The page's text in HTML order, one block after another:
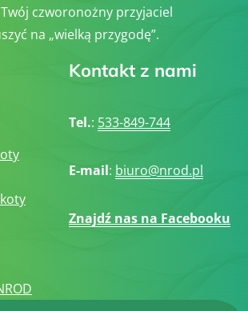
czworonożny przyjaciel
na „wielką przygodę”.
Kontakt z nami
Tel.: 533-849-744
E-mail: biuro@nrod.pl
Znajdź nas na Facebooku